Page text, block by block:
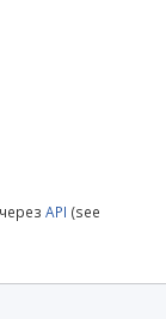
API (see